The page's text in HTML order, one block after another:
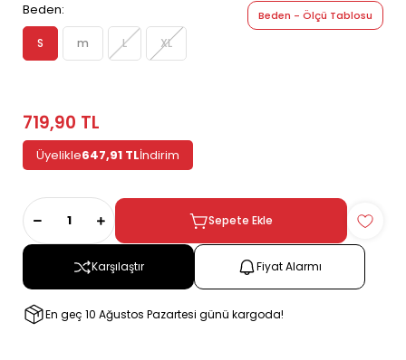
Beden:
S m L XL
Beden - Ölçü Tablosu
719,90 TL
Üyelikle647,91 TLİndirim
Sepete Ekle
Karşılaştır Fiyat Alarmı
En geç 10 Ağustos Pazartesi günü kargoda!